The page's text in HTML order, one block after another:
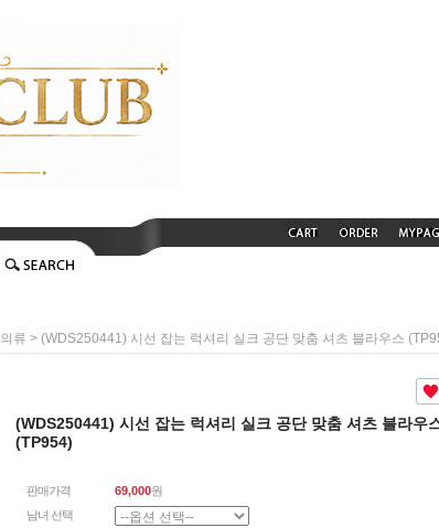
의류 > (WDS250441) 시선 잡는 럭셔리 실크 공단 맞춤 셔츠 블라우스
(WDS250441) 시선 잡는 럭셔리 실크 공단 맞춤 셔츠 블라우
(TP954)
판매가격 69,000원
남녀 선택